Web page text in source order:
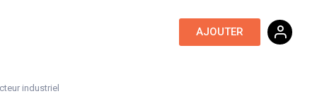
AJOUTER
industriel